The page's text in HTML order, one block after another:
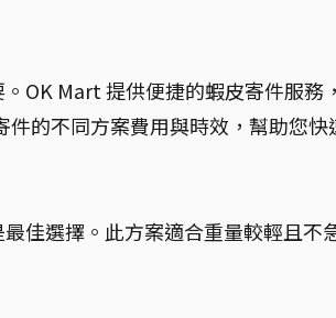
OK Mart 提供便捷的蝦皮寄件服務，
的不同方案費用與時效，幫助您快
佳選擇。此方案適合重量較輕且不